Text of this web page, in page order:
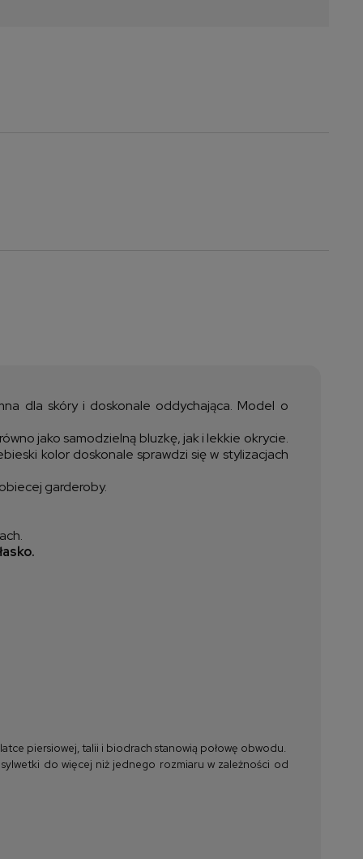
dla skóry i doskonale oddychająca. Model o
jako samodzielną bluzkę, jak i lekkie okrycie.
kolor doskonale sprawdzi się w stylizacjach
garderoby.
piersiowej, talii i biodrach stanowią połowę obwodu.
do więcej niż jednego rozmiaru w zależności od